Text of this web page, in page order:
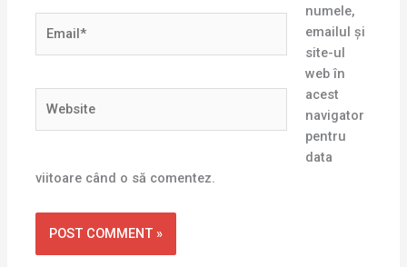
numele,
emailul și
site-ul
web în
acest
navigator
pentru
data
viitoare când o să comentez.